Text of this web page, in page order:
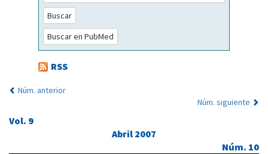
Buscar
Buscar en PubMed
RSS
Núm. anterior
Núm. siguiente
Vol. 9
Abril 2007
Núm. 10